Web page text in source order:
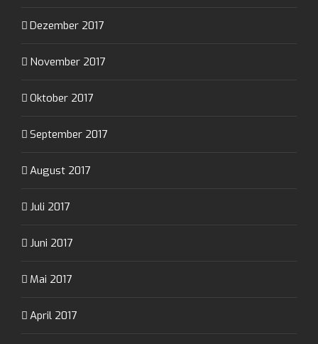
Dezember 2017
November 2017
Oktober 2017
September 2017
August 2017
Juli 2017
Juni 2017
Mai 2017
April 2017